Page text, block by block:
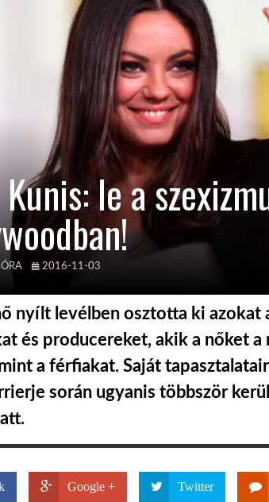
le a
2016-11-03
nyílt levélben osztotta ki azokat
és producereket, akik a nőket a
a férfiakat. Saját
során ugyanis többször
Google + Twitter